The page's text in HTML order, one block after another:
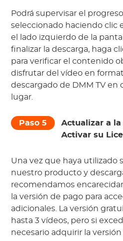
Podrá supervisar el
seleccionado haciendo clic
el lado izquierdo de la
finalizar la descarga, haga
para verificar el contenido
disfrutar del vídeo en
descargado de DMM TV en
lugar.
Paso 5
Actualizar a la
Activar su
Una vez que haya utilizado
nuestro producto y
recomendamos
la versión de pago para
adicionales. La versión
hasta 3 vídeos, pero si
necesario adquirir la